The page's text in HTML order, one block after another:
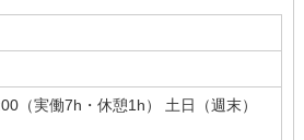
（実働7h・休憩1h） 土日（週末）